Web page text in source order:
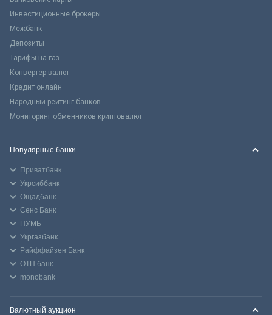
Инвестиционные брокеры
Межбанк
Депозиты
Тарифы на газ
Конвертер валют
Кредит онлайн
Народный рейтинг банков
Мониторинг обменников криптовалют
Популярные банки
Приватбанк
Укрсиббанк
Ощадбанк
Сенс Банк
ПУМБ
Укргазбанк
Райффайзен Банк
ОТП банк
monobank
Валютный аукцион